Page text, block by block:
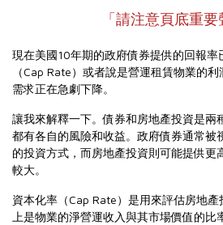
「請注意頁底重要
現在美國10年期的政府債券提供的回報
（Cap Rate）或者說是營運租賃物業的利
需求正在急劇下降。
讓我來解釋一下。債券和房地產投資是兩
都有各自的風險和收益。政府債券通常被
的投資方式，而房地產投資則可能提供更
較大。
資本化率（Cap Rate）是用來評估房地
上是物業的淨營運收入與其市場價值的比